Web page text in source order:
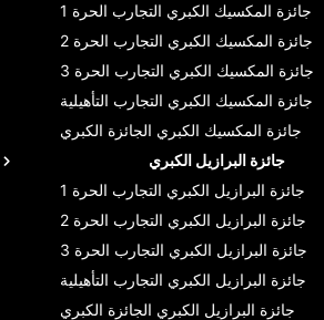
جائزة المكسيك الكبري التجارب الحرة 1
جائزة المكسيك الكبري التجارب الحرة 2
جائزة المكسيك الكبري التجارب الحرة 3
جائزة المكسيك الكبري التجارب التأهيلية
جائزة المكسيك الكبري الجائزة الكبري
جائزة البرازيل الكبري
جائزة البرازيل الكبري التجارب الحرة 1
جائزة البرازيل الكبري التجارب الحرة 2
جائزة البرازيل الكبري التجارب الحرة 3
جائزة البرازيل الكبري التجارب التأهيلية
جائزة البرازيل الكبري الجائزة الكبري